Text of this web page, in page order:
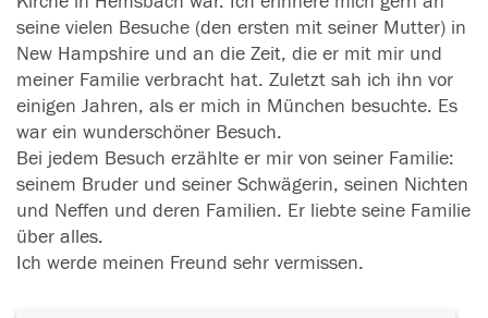
seine vielen Besuche (den ersten mit seiner Mutter) in
New Hampshire und an die Zeit, die er mit mir und
meiner Familie verbracht hat. Zuletzt sah ich ihn vor
einigen Jahren, als er mich in München besuchte. Es
war ein wunderschöner Besuch.
Bei jedem Besuch erzählte er mir von seiner Familie:
seinem Bruder und seiner Schwägerin, seinen Nichten
und Neffen und deren Familien. Er liebte seine Familie
über alles.
Ich werde meinen Freund sehr vermissen.